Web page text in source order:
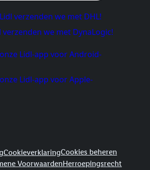
CookieverklaringCookies beheren
VoorwaardenHerroepingsrecht